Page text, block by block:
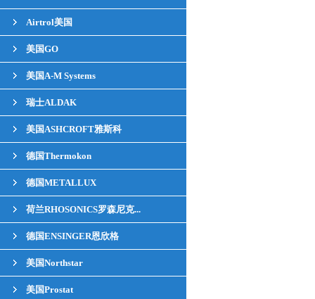
Airtrol美国
美国GO
美国A-M Systems
瑞士ALDAK
美国ASHCROFT雅斯科
德国Thermokon
德国METALLUX
荷兰RHOSONICS罗森尼克...
德国ENSINGER恩欣格
美国Northstar
美国Prostat